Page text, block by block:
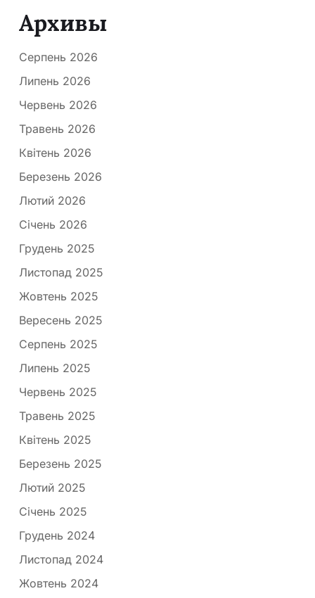
Архивы
Серпень 2026
Липень 2026
Червень 2026
Травень 2026
Квітень 2026
Березень 2026
Лютий 2026
Січень 2026
Грудень 2025
Листопад 2025
Жовтень 2025
Вересень 2025
Серпень 2025
Липень 2025
Червень 2025
Травень 2025
Квітень 2025
Березень 2025
Лютий 2025
Січень 2025
Грудень 2024
Листопад 2024
Жовтень 2024